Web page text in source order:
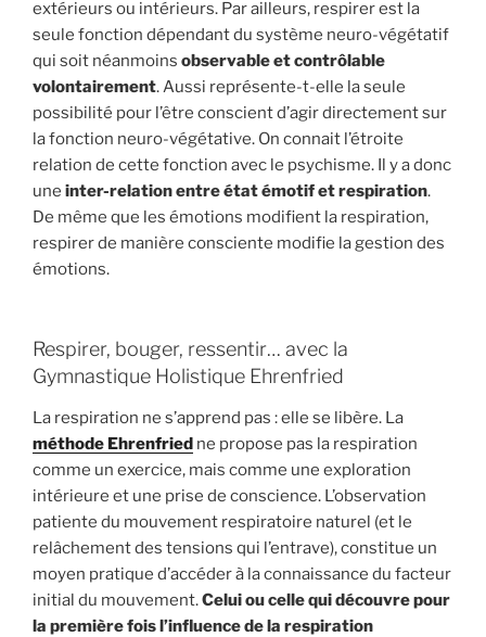
extérieurs ou intérieurs. Par ailleurs, respirer est la
seule fonction dépendant du système neuro-végétatif
qui soit néanmoins observable et contrôlable
volontairement. Aussi représente-t-elle la seule
possibilité pour l’être conscient d’agir directement sur
la fonction neuro-végétative. On connait l’étroite
relation de cette fonction avec le psychisme. Il y a donc
une inter-relation entre état émotif et respiration.
De même que les émotions modifient la respiration,
respirer de manière consciente modifie la gestion des
émotions.
Respirer, bouger, ressentir… avec la
Gymnastique Holistique Ehrenfried
La respiration ne s’apprend pas : elle se libère. La
méthode Ehrenfried ne propose pas la respiration
comme un exercice, mais comme une exploration
intérieure et une prise de conscience. L’observation
patiente du mouvement respiratoire naturel (et le
relâchement des tensions qui l’entrave), constitue un
moyen pratique d’accéder à la connaissance du facteur
initial du mouvement.Celui ou celle qui découvre pour
la première fois l’influence de la respiration